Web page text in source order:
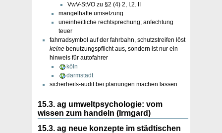
VwV-StVO zu §2 (4) 2, I.2. II
mangelhafte umsetzung
uneinheitliche rechtsprechung; anfechtung
teuer
fahrradsymbol auf der fahrbahn, schutzstreifen löst
keine benutzungspflicht aus, sondern ist nur ein
hinweis für autofahrer
köln
darmstadt
sicherheits-audit bei planungen machen lassen
15.3. ag umweltpsychologie: vom
wissen zum handeln (Irmgard)
15.3. ag neue konzepte im städtischen